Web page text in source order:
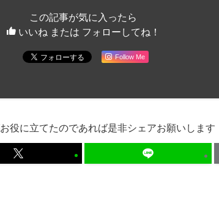
この記事が気に入ったら
いいね または フォローしてね！
Follow Me
役に立てたのであれば是非シェアお願いします